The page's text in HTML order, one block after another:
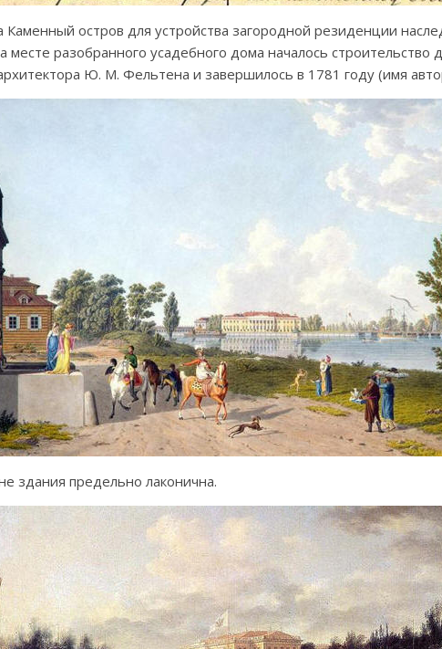
Каменный остров для устройства загородной резиденции
месте разобранного усадебного дома началось строительство
Ю. М. Фельтена и завершилось в 1781 году (имя
здания предельно лаконична.